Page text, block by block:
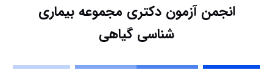
انجمن آزمون دکتری مجموعه بیماری
شناسی گیاهی